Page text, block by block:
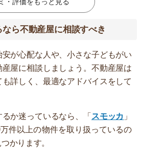
ら不動産屋に相談すべき
が心配な人や、小さな子どもがい
屋に相談しましょう。不動産屋は
詳しく、最適なアドバイスをして
か迷っているなら、「 スモッカ 」
件以上の物件を取り扱っているの
かります。